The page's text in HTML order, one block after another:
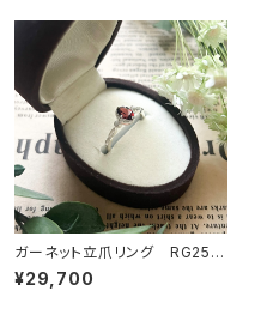
ガーネット立爪リング RG25-
255
¥29,700